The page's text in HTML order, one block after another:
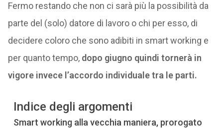
Fermo restando che non ci sarà più la possibilità da
parte del (solo) datore di lavoro o chi per esso, di
decidere coloro che sono adibiti in smart working e
per quanto tempo,dopo giugno quindi tornerà in
vigore invece l’accordo individuale tra le parti.
Indice degli argomenti
Smart working alla vecchia maniera, prorogato